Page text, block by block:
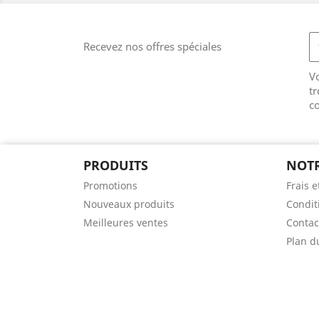
Recevez nos offres spéciales
PRODUITS
Promotions
Nouveaux produits
Meilleures ventes
Frais
Plan